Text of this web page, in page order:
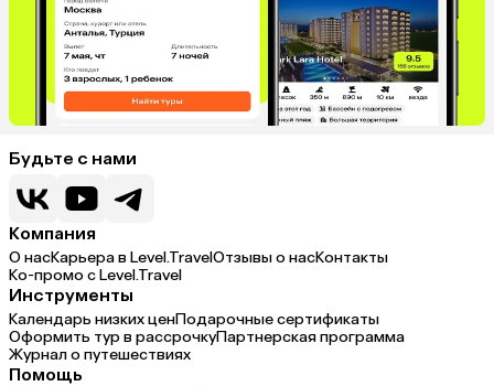
Будьте с нами
Компания
О насКарьера в Level.TravelОтзывы о насКонтакты
Ко-промо с Level.Travel
Инструменты
Календарь низких ценПодарочные сертификаты
Оформить тур в рассрочкуПартнерская программа
Журнал о путешествиях
Помощь